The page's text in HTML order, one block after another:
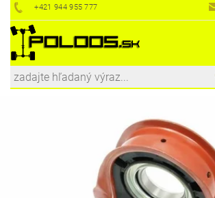
+421 944 955 777